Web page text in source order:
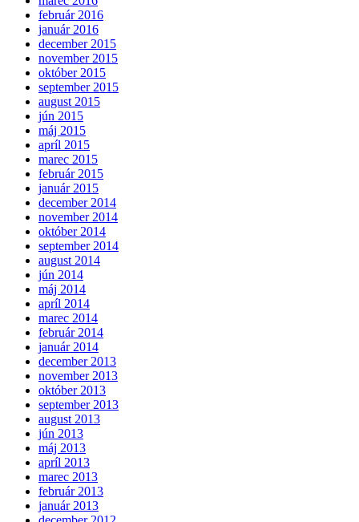
február 2016
január 2016
december 2015
november 2015
október 2015
september 2015
august 2015
jún 2015
máj 2015
apríl 2015
marec 2015
február 2015
január 2015
december 2014
november 2014
október 2014
september 2014
august 2014
jún 2014
máj 2014
apríl 2014
marec 2014
február 2014
január 2014
december 2013
november 2013
október 2013
september 2013
august 2013
jún 2013
máj 2013
apríl 2013
marec 2013
február 2013
január 2013